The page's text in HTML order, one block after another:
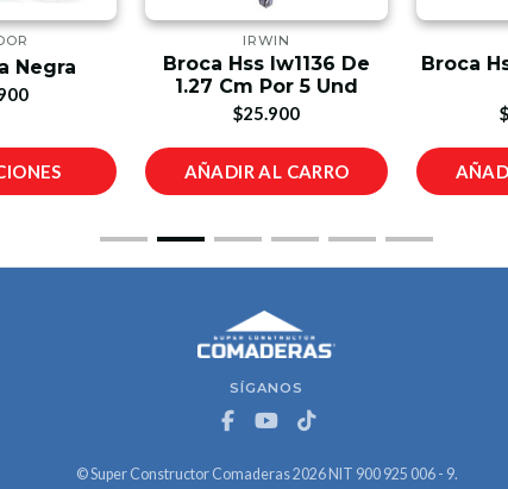
Negra
IRWIN
Broca Hss Iw1136 De
1.27 Cm Por 5 Und
$25.900
AÑADIR AL CARRO
Broca
SÍGANOS
© Super Constructor Comaderas 2026 NIT 900 925 006 - 9.